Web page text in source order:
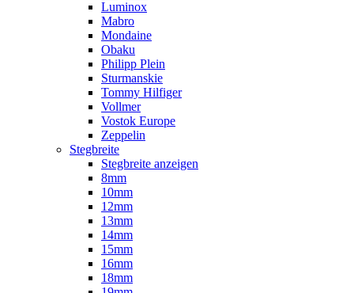
Luminox
Mabro
Mondaine
Obaku
Philipp Plein
Sturmanskie
Tommy Hilfiger
Vollmer
Vostok Europe
Zeppelin
Stegbreite
Stegbreite anzeigen
8mm
10mm
12mm
13mm
14mm
15mm
16mm
18mm